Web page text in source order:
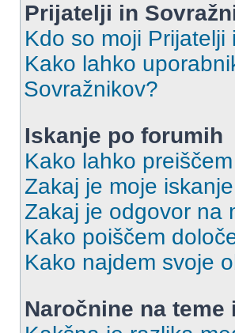
Prijatelji in
Kdo so moji
Kako lahko
Sovražnikov?
Iskanje po forumih
Kako lahko
Zakaj je moje
Zakaj je odgovor na
Kako poiščem
Kako najdem svoje
Naročnine na teme